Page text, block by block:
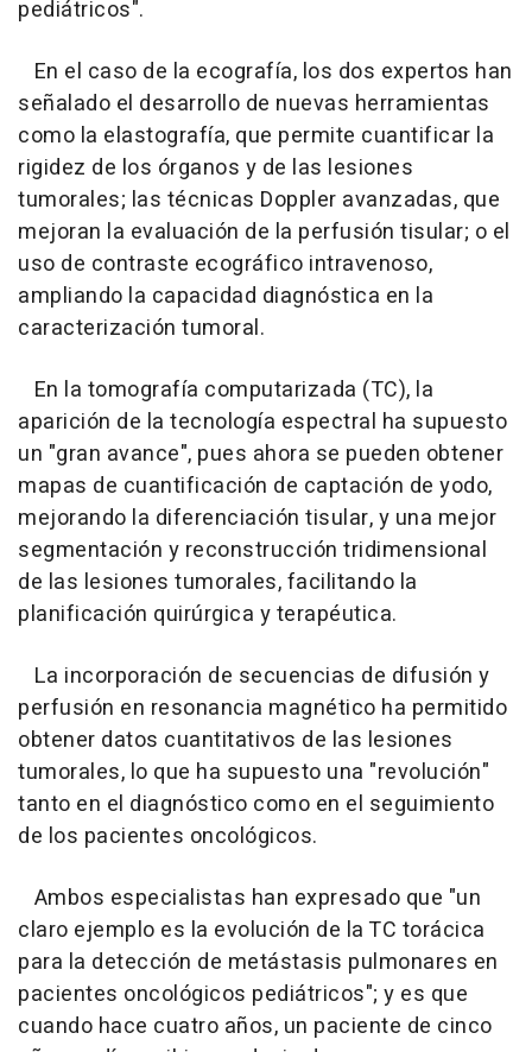
pediátricos".
En el caso de la ecografía, los dos expertos han
señalado el desarrollo de nuevas herramientas
como la elastografía, que permite cuantificar la
rigidez de los órganos y de las lesiones
tumorales; las técnicas Doppler avanzadas, que
mejoran la evaluación de la perfusión tisular; o el
uso de contraste ecográfico intravenoso,
ampliando la capacidad diagnóstica en la
caracterización tumoral.
En la tomografía computarizada (TC), la
aparición de la tecnología espectral ha supuesto
un "gran avance", pues ahora se pueden obtener
mapas de cuantificación de captación de yodo,
mejorando la diferenciación tisular, y una mejor
segmentación y reconstrucción tridimensional
de las lesiones tumorales, facilitando la
planificación quirúrgica y terapéutica.
La incorporación de secuencias de difusión y
perfusión en resonancia magnético ha permitido
obtener datos cuantitativos de las lesiones
tumorales, lo que ha supuesto una "revolución"
tanto en el diagnóstico como en el seguimiento
de los pacientes oncológicos.
Ambos especialistas han expresado que "un
claro ejemplo es la evolución de la TC torácica
para la detección de metástasis pulmonares en
pacientes oncológicos pediátricos"; y es que
cuando hace cuatro años, un paciente de cinco